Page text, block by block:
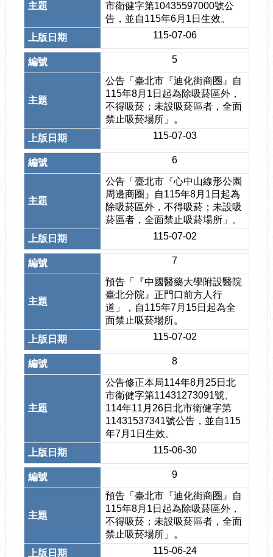
市衛健字第10435597000號公
告，並自115年6月1日生效。
115-07-06
5
公告「臺北市『迪化街商圈』自
115年8月1日起為除吸菸區外，
不得吸菸；未設吸菸區者，全面
禁止吸菸場所」。
115-07-03
6
公告「臺北市『心中山線形公園
周邊商圈』自115年8月1日起為
除吸菸區外，不得吸菸；未設吸
菸區者，全面禁止吸菸場所」。
115-07-02
7
預告「『中國醫藥大學附設醫院
臺北分院』正門口前方人行
道」，自115年7月15日起為全
面禁止吸菸場所。
115-07-02
8
公告修正本局114年8月25日北
市衛健字第11431273091號、
114年11月26日北市衛健字第
11431537341號公告，並自115
年7月1日生效。
115-06-30
9
預告「臺北市『迪化街商圈』自
115年8月1日起為除吸菸區外，
不得吸菸；未設吸菸區者，全面
禁止吸菸場所」。
115-06-24